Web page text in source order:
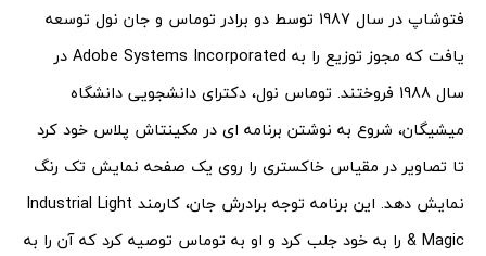
فتوشاپ در سال 1987 توسط دو برادر توماس و جان نول توسعه
یافت که مجوز توزیع را به Adobe Systems Incorporated در
سال 1988 فروختند. توماس نول، دکترای دانشجویی دانشگاه
میشیگان، شروع به نوشتن برنامه ای در مکینتاش پلاس خود کرد
تا تصاویر در مقیاس خاکستری را روی یک صفحه نمایش تک رنگ
نمایش دهد. این برنامه توجه برادرش جان، کارمند Industrial Light
& Magic را به خود جلب کرد و او به توماس توصیه کرد که آن را به